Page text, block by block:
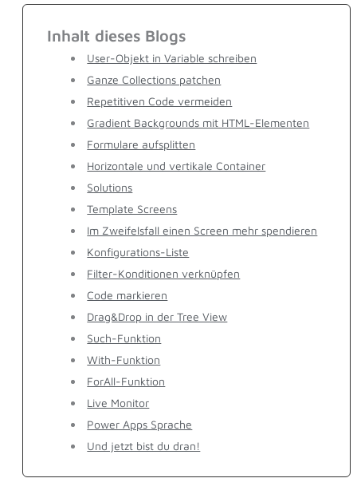
Inhalt dieses Blogs
User-Objekt in Variable schreiben
Ganze Collections patchen
Repetitiven Code vermeiden
Gradient Backgrounds mit HTML-Elementen
Formulare aufsplitten
Horizontale und vertikale Container
Solutions
Template Screens
Im Zweifelsfall einen Screen mehr spendieren
Konfigurations-Liste
Filter-Konditionen verknüpfen
Code markieren
Drag&Drop in der Tree View
Such-Funktion
With-Funktion
ForAll-Funktion
Live Monitor
Power Apps Sprache
Und jetzt bist du dran!